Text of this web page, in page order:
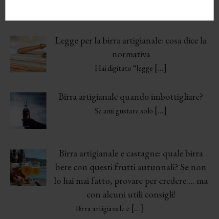
Legge per la birra artigianale: cosa dice la
normativa
Hai digitato “legge […]
Birra artigianale quando imbottigliare?
Se ami gustare solo […]
Birra artigianale e castagne: quale birra
bere con questi frutti autunnali? Se non
lo hai mai fatto, provare per credere…. ma
con alcuni utili consigli!
Birra artigianale e […]